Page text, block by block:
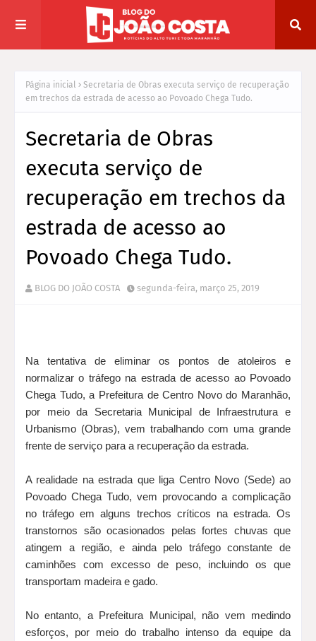
Página inicial
Secretaria de Obras executa serviço de recuperação
em trechos da estrada de acesso ao Povoado Chega Tudo.
Secretaria de Obras
executa serviço de
recuperação em trechos da
estrada de acesso ao
Povoado Chega Tudo.
BLOG DO JOÃO COSTA segunda-feira, março 25, 2019
Na tentativa de eliminar os pontos de atoleiros e
normalizar o tráfego na estrada de acesso ao Povoado
Chega Tudo, a Prefeitura de Centro Novo do Maranhão,
por meio da Secretaria Municipal de Infraestrutura e
Urbanismo (Obras), vem trabalhando com uma grande
frente de serviço para a recuperação da estrada.
A realidade na estrada que liga Centro Novo (Sede) ao
Povoado Chega Tudo, vem provocando a complicação
no tráfego em alguns trechos críticos na estrada. Os
transtornos são ocasionados pelas fortes chuvas que
atingem a região, e ainda pelo tráfego constante de
caminhões com excesso de peso, incluindo os que
transportam madeira e gado.
No entanto, a Prefeitura Municipal, não vem medindo
esforços, por meio do trabalho intenso da equipe da